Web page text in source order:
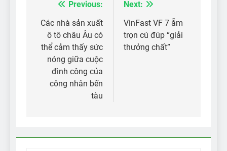
Điều
hướng
bài
viết
Previous:
Các nhà sản xuất
ô tô châu Âu có
thể cảm thấy sức
nóng giữa cuộc
đình công của
công nhân bến
tàu
Next:
VinFast VF 7 ẵm
trọn cú đúp “giải
thưởng chất”